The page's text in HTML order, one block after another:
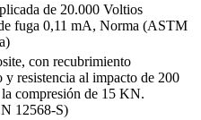
de 20.000 Voltios
fuga 0,11 mA, Norma (ASTM
con recubrimiento
y resistencia al impacto de 200
compresión de 15 KN.
12568-S)